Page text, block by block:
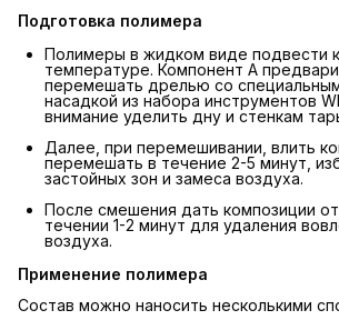
Подготовка полимера
Полимеры в жидком виде подвести
температуре. Компонент А
перемешать дрелью со
насадкой из набора инструментов
внимание уделить дну и стенкам
Далее, при перемешивании, влить
перемешать в течение 2-5 минут,
застойных зон и замеса воздуха.
После смешения дать композиции
течении 1-2 минут для удаления
воздуха.
Применение полимера
Состав можно наносить несколькими